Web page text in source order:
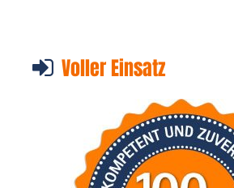
Voller Einsatz